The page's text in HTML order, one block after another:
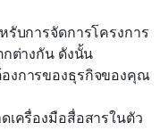
รับการจัดการโครงการ
ต่างกัน ดังนั้น
งการของธุรกิจของคุณ
เครื่องมือสื่อสารในตัว